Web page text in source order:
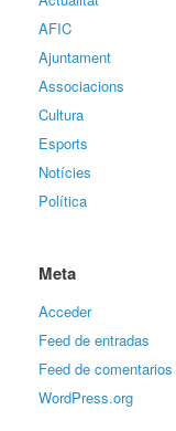
AFIC
Ajuntament
Associacions
Cultura
Esports
Notícies
Política
Meta
Acceder
Feed de entradas
Feed de comentarios
WordPress.org